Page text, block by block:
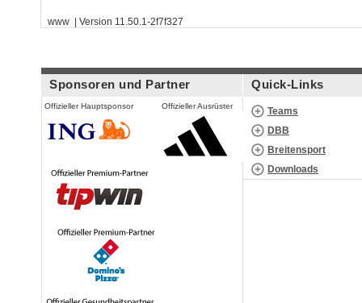
www | Version 11.50.1-2f7f327
Sponsoren und Partner
Offizieller Hauptsponsor Offizieller Ausrüster
Quick-Links
Teams
DBB
Breitensport
Downloads